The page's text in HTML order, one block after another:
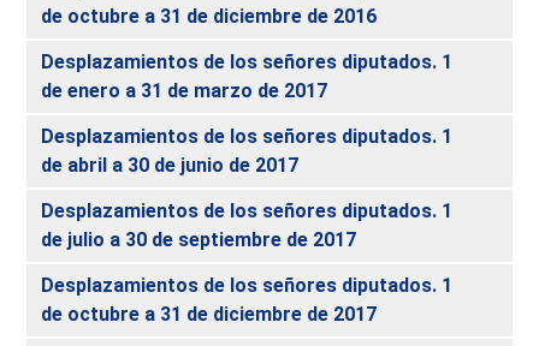
de octubre a 31 de diciembre de 2016
Desplazamientos de los señores diputados. 1
de enero a 31 de marzo de 2017
Desplazamientos de los señores diputados. 1
de abril a 30 de junio de 2017
Desplazamientos de los señores diputados. 1
de julio a 30 de septiembre de 2017
Desplazamientos de los señores diputados. 1
de octubre a 31 de diciembre de 2017